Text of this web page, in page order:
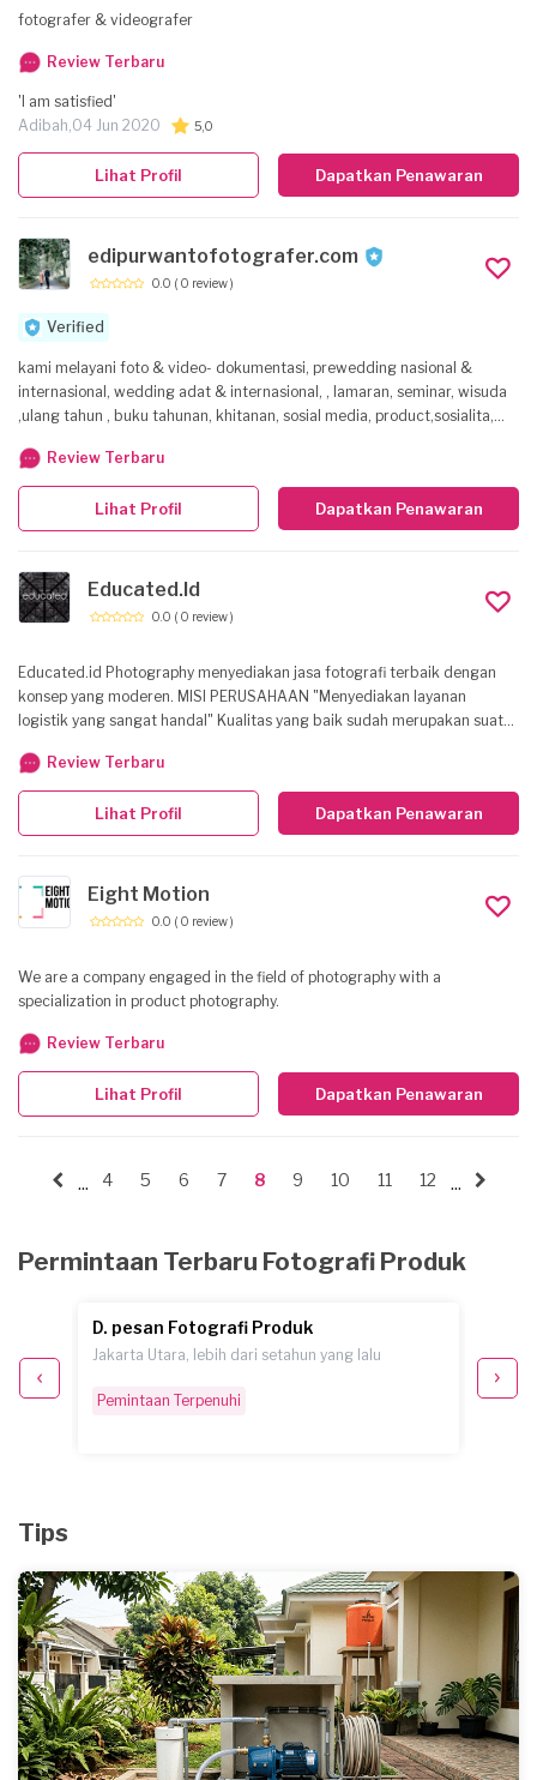
fotografer & videografer
Review Terbaru
'I am satisfied'
Adibah,04 Jun 2020 5,0
Dapatkan Penawaran
Lihat Profil
edipurwantofotografer.com
0.0 ( 0 review )
Verified
kami melayani foto & video- dokumentasi, prewedding nasional &
internasional, wedding adat & internasional, , lamaran, seminar, wisuda
,ulang tahun , buku tahunan, khitanan, sosial media, product,sosialita,
Review Terbaru
Dapatkan Penawaran
Lihat Profil
Educated.Id
0.0 ( 0 review )
Educated.id Photography menyediakan jasa fotografi terbaik dengan
konsep yang moderen. MISI PERUSAHAAN "Menyediakan layanan
logistik yang sangat handal" Kualitas yang baik sudah merupakan suatu
sebab itu kami berupaya dengan integritas yang tinggi untuk hanya
memberikan layanan pelanggan yang memuaskan dan menyediakan
produk-produk yang berkualitas baik. PRINSIP KERJA "Kecepatan,
Ketepatan dan Perbaikan yang berkesinambungan." Kami
tepat.Walaupun terjadi ketidaksesuaian atau kesalahan, kami berusaha
secara cepat untuk mengadakan tindakan koreksi dan secara terus
Review Terbaru
Dapatkan Penawaran
Lihat Profil
Eight Motion
0.0 ( 0 review )
We are a company engaged in the field of photography with a
specialization in product photography.
Review Terbaru
Dapatkan Penawaran
Lihat Profil
... 4 5 6 7 8 9 10 11 12 ...
Permintaan Terbaru Fotografi Produk
D. pesan Fotografi Produk
Jakarta Utara, lebih dari setahun yang lalu
Pemintaan Terpenuhi
Tips